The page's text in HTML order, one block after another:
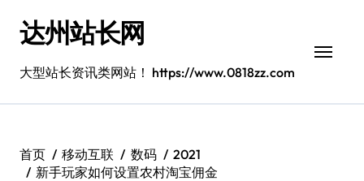
达州站长网
大型站长资讯类网站！ https://www.0818zz.com
首页 移动互联 数码
2021
新手玩家如何设置农村淘宝佣金